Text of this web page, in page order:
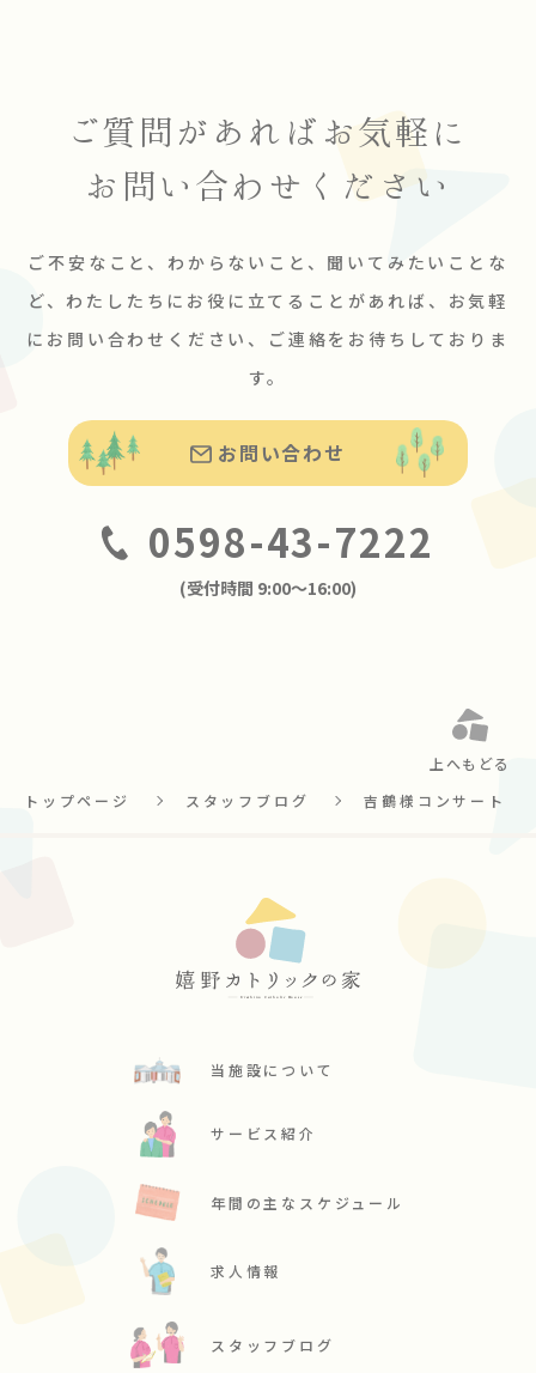
ご質問があればお気軽に
お問い合わせください
ご不安なこと、わからないこと、聞いてみたいことな
ど、わたしたちにお役に立てることがあれば、お気軽
にお問い合わせください、ご連絡をお待ちしておりま
す。
お問い合わせ
0598-43-7222
(受付時間 9:00〜16:00)
トップページ スタッフブログ 吉鶴様コンサート
上へもどる
当施設について
サービス紹介
年間の主なスケジュール
求人情報
スタッフブログ